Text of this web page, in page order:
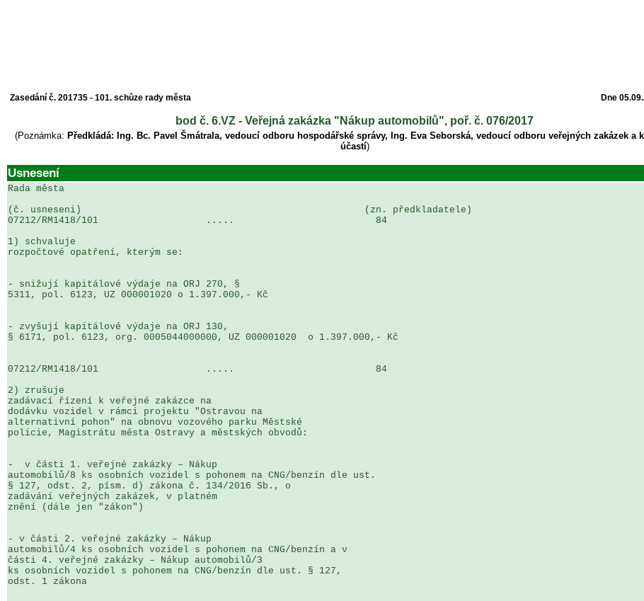
Zasedání č. 201735 - 101. schůze rady města Dne
bod č. 6.VZ - Veřejná zakázka "Nákup automobilů", poř. č. 076/2017
(Poznámka: Předkládá: Ing. Bc. Pavel Šmátrala, vedoucí odboru hospodářské správy, Ing. Eva Seborská, vedoucí odboru veřejných zakázek a
účastí)
Usnesení
Rada města
(č. usneseni)                                                  (zn. předkladatele)
07212/RM1418/101                   .....                         84
1) schvaluje
rozpočtové opatření, kterým se:
- snižují kapitálové výdaje na ORJ 270, §
5311, pol. 6123, UZ 000001020 o 1.397.000,- Kč
- zvyšují kapitálové výdaje na ORJ 130,
§ 6171, pol. 6123, org. 0005044000000, UZ 000001020  o 1.397.000,- Kč
07212/RM1418/101                   .....                         84
2) zrušuje
zadávací řízení k veřejné zakázce na
dodávku vozidel v rámci projektu "Ostravou na
alternativní pohon" na obnovu vozového parku Městské
policie, Magistrátu města Ostravy a městských obvodů:
-  v části 1. veřejné zakázky – Nákup
automobilů/8 ks osobních vozidel s pohonem na CNG/benzín dle ust.
§ 127, odst. 2, písm. d) zákona č. 134/2016 Sb., o
zadávání veřejných zakázek, v platném
znění (dále jen "zákon")
- v části 2. veřejné zakázky – Nákup
automobilů/4 ks osobních vozidel s pohonem na CNG/benzín a v
části 4. veřejné zakázky – Nákup automobilů/3
ks osobních vozidel s pohonem na CNG/benzín dle ust. § 127,
odst. 1 zákona